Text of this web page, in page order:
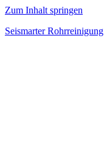
Zum Inhalt springen
Seismarter Rohrreinigung